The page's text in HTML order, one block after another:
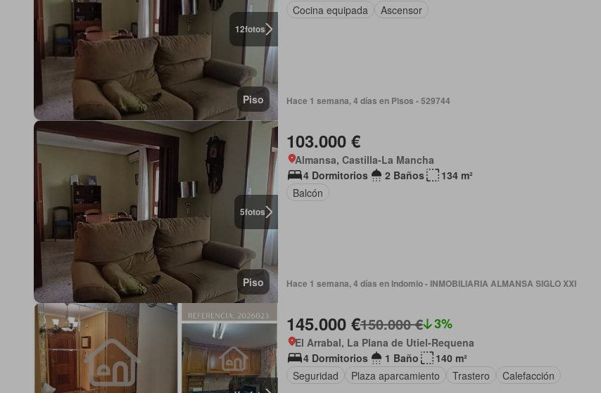
12fotos
Piso
Cocina equipada
Ascensor
Hace 1 semana, 4 días en Pisos - 529744
5fotos
Piso
103.000 €
Almansa, Castilla-La Mancha
4 Dormitorios
2 Baños
134 m²
Balcón
Hace 1 semana, 4 días en Indomio - INMOBILIARIA ALMANSA SIGLO XXI
145.000 €150.000 € 3%
El Arrabal, La Plana de Utiel-Requena
4 Dormitorios
1 Baño
140 m²
Seguridad
Plaza aparcamiento Trastero Calefacción